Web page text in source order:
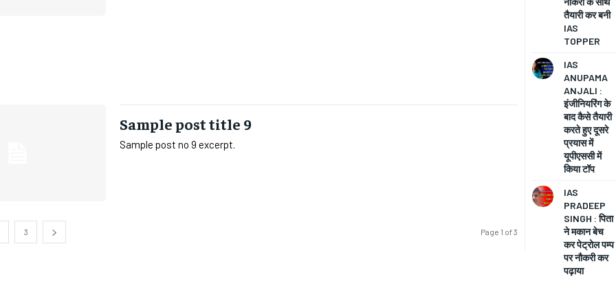
Sample post title 9
Sample post no 9 excerpt.
3 Page 1 of 3
तैयारी कर बनी
IAS
TOPPER
IAS
ANUPAMA
ANJALI :
इंजीनियरिंग के
बाद कैसे तैयारी
करते हुए दूसरे
प्रयास में
यूपीएससी में
किया टॉप
IAS
PRADEEP
SINGH : पिता
ने मकान बेच
कर पेट्रोल पम्प
पर नौकरी कर
पढ़ाया